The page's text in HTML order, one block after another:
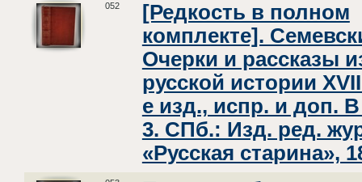
052
[Редкость в полном
комплекте].
Очерки и рассказы
русской истории
е изд., испр. и доп.
3. СПб.: Изд. ред.
«Русская старина»,